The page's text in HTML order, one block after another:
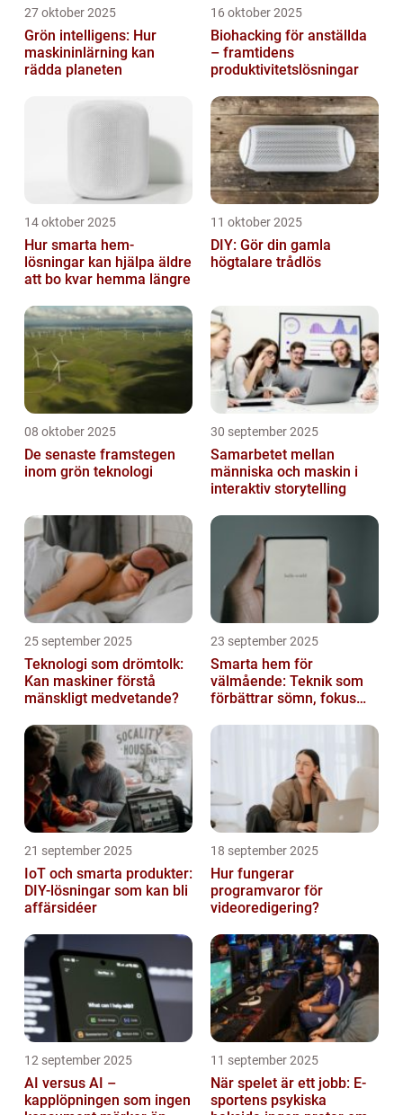
27 oktober 2025
Grön intelligens: Hur
maskininlärning kan
rädda planeten
16 oktober 2025
Biohacking för anställda
– framtidens
produktivitetslösningar
14 oktober 2025
Hur smarta hem-
lösningar kan hjälpa äldre
att bo kvar hemma längre
11 oktober 2025
DIY: Gör din gamla
högtalare trådlös
08 oktober 2025
De senaste framstegen
inom grön teknologi
30 september 2025
Samarbetet mellan
människa och maskin i
interaktiv storytelling
25 september 2025
Teknologi som drömtolk:
Kan maskiner förstå
mänskligt medvetande?
23 september 2025
Smarta hem för
välmående: Teknik som
förbättrar sömn, fokus
21 september 2025
IoT och smarta produkter:
DIY-lösningar som kan bli
affärsidéer
18 september 2025
Hur fungerar
programvaror för
videoredigering?
12 september 2025
AI versus AI –
kapplöpningen som ingen
11 september 2025
När spelet är ett jobb: E-
sportens psykiska